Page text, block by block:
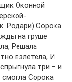
Оконной
Родари) Сорока
на груше
Решала
взлетела, И
три – и
Сорока